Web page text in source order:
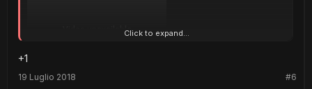
Click to expand...
+1
#6
19 Luglio 2018